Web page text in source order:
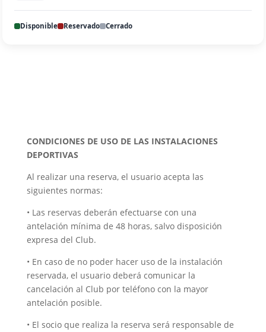
Disponible Reservado Cerrado
CONDICIONES DE USO DE LAS INSTALACIONES
DEPORTIVAS
Al realizar una reserva, el usuario acepta las
siguientes normas:
• Las reservas deberán efectuarse con una
antelación mínima de 48 horas, salvo disposición
expresa del Club.
• En caso de no poder hacer uso de la instalación
reservada, el usuario deberá comunicar la
cancelación al Club por teléfono con la mayor
antelación posible.
• El socio que realiza la reserva será responsable de